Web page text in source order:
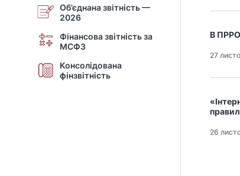
Об’єднана звітність —
2026
Фінансова звітність за
МСФЗ
Консолідована
фінзвітність
В ПРРО
27
26